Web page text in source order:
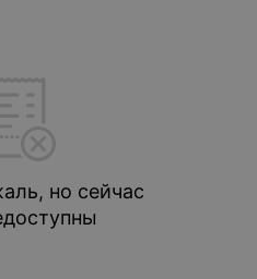
но сейчас